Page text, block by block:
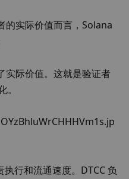
的实际价值而言，Solana
实际价值。这就是验证者
行和流通速度。DTCC 负